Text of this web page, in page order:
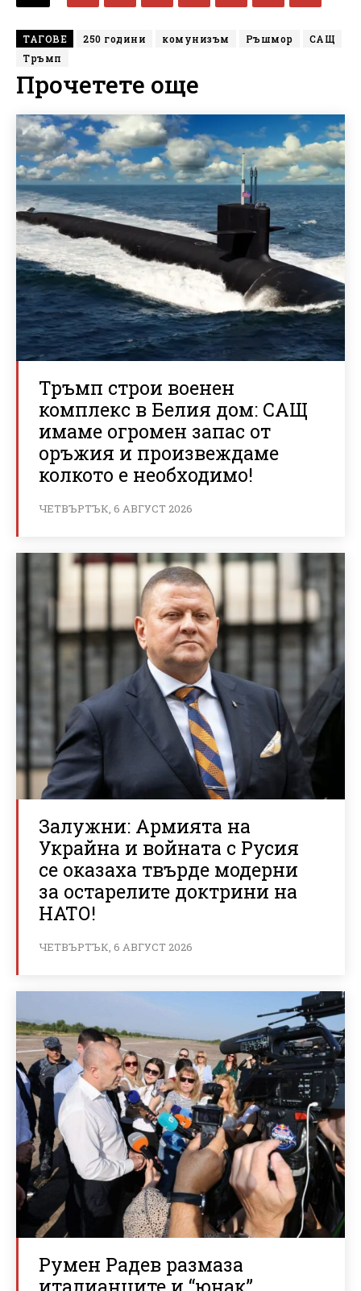
ТАГОВЕ 250 години комунизъм Ръшмор
САЩ
Тръмп
Прочетете още
Тръмп строи военен
комплекс в Белия дом: САЩ
имаме огромен запас от
оръжия и произвеждаме
колкото е необходимо!
ЧЕТВЪРТЪК, 6 АВГУСТ 2026
Залужни: Армията на
Украйна и войната с Русия
се оказаха твърде модерни
за остарелите доктрини на
НАТО!
ЧЕТВЪРТЪК, 6 АВГУСТ 2026
Румен Радев размаза
италианците и “юнак”